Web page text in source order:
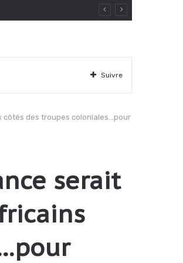
Suivre
côtés des troupes coloniales…pour
serait